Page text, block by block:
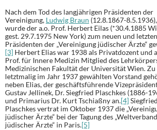
Nach dem Tod des langjährigen Präsidenten der
Vereinigung, Ludwig Braun (12.8.1867-8.5.1936),
wurde der a.o. Prof. Herbert Eilas (*30.4.1885
gest. 29.7.1975 New York) zum neuen und letzten
Präsidenten der „Vereinigung jüdischer Ärzte“
[3] Herbert Elias war 1938 als Privatdozent und
Prof. für Innere Medizin Mitglied des
Medizinischen Fakultät der Universität Wien. Zu
letztmalig im Jahr 1937 gewählten Vorstand
neben Elias, der geschäftsführende
Gustav Jellinek, Dr. Siegfried Plaschkes (1886-
und Primarius Dr. Kurt Tschiaßny an.[4]Siegfried
Plaschkes vertrat im Oktober 1937 die
jüdischer Ärzte“ bei der Tagung des
jüdischer Ärzte“ in Paris.[5]